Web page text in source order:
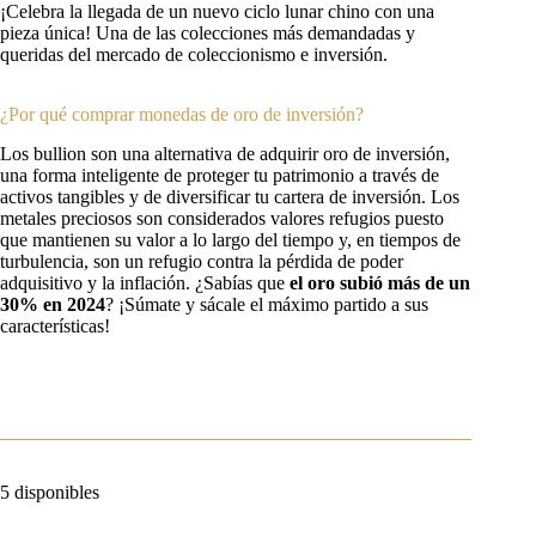
¡Celebra la llegada de un nuevo ciclo lunar chino con una
pieza única! Una de las colecciones más demandadas y
queridas del mercado de coleccionismo e inversión.
¿Por qué comprar monedas de oro de inversión?
Los bullion son una alternativa de adquirir oro de inversión,
una forma inteligente de proteger tu patrimonio a través de
activos tangibles y de diversificar tu cartera de inversión. Los
metales preciosos son considerados valores refugios puesto
que mantienen su valor a lo largo del tiempo y, en tiempos de
turbulencia, son un refugio contra la pérdida de poder
adquisitivo y la inflación. ¿Sabías que el oro subió más de un
30% en 2024? ¡Súmate y sácale el máximo partido a sus
características!
5 disponibles